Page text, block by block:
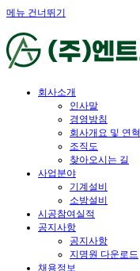
메뉴 건너뛰기
회사소개
인사말
경영방침
회사개요 및 연혁
조직도
찾아오시는 길
사업분야
기계설비
소방설비
시공참여실적
공지사항
공지사항
지명원 다운로드
채용정보